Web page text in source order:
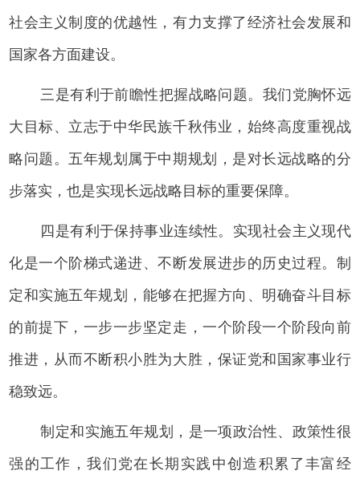
社会主义制度的优越性，有力支撑了经济社会发展和
国家各方面建设。
三是有利于前瞻性把握战略问题。我们党胸怀远
大目标、立志于中华民族千秋伟业，始终高度重视战
略问题。五年规划属于中期规划，是对长远战略的分
步落实，也是实现长远战略目标的重要保障。
四是有利于保持事业连续性。实现社会主义现代
化是一个阶梯式递进、不断发展进步的历史过程。制
定和实施五年规划，能够在把握方向、明确奋斗目标
的前提下，一步一步坚定走，一个阶段一个阶段向前
推进，从而不断积小胜为大胜，保证党和国家事业行
稳致远。
制定和实施五年规划，是一项政治性、政策性很
强的工作，我们党在长期实践中创造积累了丰富经